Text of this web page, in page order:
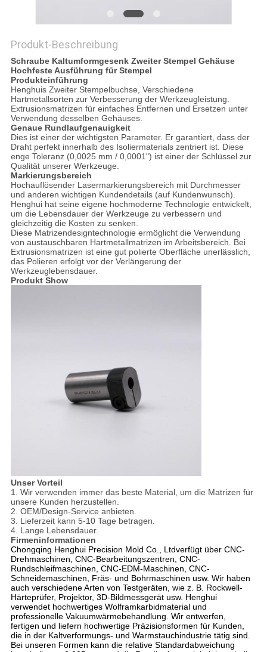
Produkt-Beschreibung
Schraube Kaltumformgesenk Zweiter Stempel Gehäuse
Hochfeste Ausführung für Stempel
Produkteinführung
Henghuis Zweiter Stempelbuchse, Verschiedene
Hartmetallsorten zur Verbesserung der Werkzeugleistung.
Extrusionsmatrizen für einfaches Entfernen und Ersetzen unter
Verwendung desselben Gehäuses.
Genaue Rundlaufgenauigkeit
Dies ist einer der wichtigsten Parameter. Er garantiert, dass der
Draht perfekt innerhalb des Isoliermaterials zentriert ist. Diese
enge Toleranz (0,0025 mm / 0,0001") ist einer der Schlüssel zur
Qualität unserer Werkzeuge.
Markierungsbereich
Hochauflösender Lasermarkierungsbereich mit Durchmesser
und anderen wichtigen Kundendetails (auf Kundenwunsch).
Henghui hat seine eigene hochmoderne Technologie entwickelt,
um die Lebensdauer der Werkzeuge zu verbessern und
gleichzeitig die Kosten zu senken.
Diese Matrizendesigntechnologie ermöglicht die Verwendung
von austauschbaren Hartmetallmatrizen im Arbeitsbereich. Bei
Extrusionsmatrizen ist eine gut polierte Oberfläche unerlässlich,
das Polieren erfolgt vor der Verlängerung der
Werkzeuglebensdauer.
Produkt Show
Unser Vorteil
1. Wir verwenden immer das beste Material, um die Matrizen für
unsere Kunden herzustellen.
2. OEM/Design-Service anbieten.
3. Lieferzeit kann 5-10 Tage betragen.
4. Lange Lebensdauer.
Firmeninformationen
Chongqing Henghui Precision Mold Co., Ltdverfügt über CNC-
Drehmaschinen, CNC-Bearbeitungszentren, CNC-
Rundschleifmaschinen, CNC-EDM-Maschinen, CNC-
Schneidemaschinen, Fräs- und Bohrmaschinen usw. Wir haben
auch verschiedene Arten von Testgeräten, wie z. B. Rockwell-
Härteprüfer, Projektor, 3D-Bildmessgerät usw. Henghui
verwendet hochwertiges Wolframkarbidmaterial und
professionelle Vakuumwärmebehandlung. Wir entwerfen,
fertigen und liefern hochwertige Präzisionsformen für Kunden,
die in der Kaltverformungs- und Warmstauchindustrie tätig sind.
Bei unseren Formen kann die relative Standardabweichung